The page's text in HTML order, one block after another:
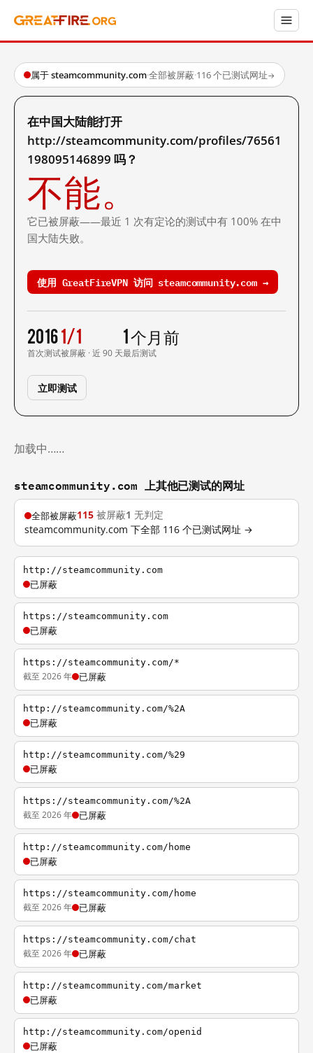
属于 steamcommunity.com·全部被屏蔽·116 个已测试网址→
在中国大陆能打开
http://steamcommunity.com/profiles/76561
198095146899 吗？
不能。
它已被屏蔽——最近 1 次有定论的测试中有 100% 在中
国大陆失败。
使用 GreatFireVPN 访问 steamcommunity.com →
2016
首次测试
1/1
被屏蔽 · 近 90 天
1 个月前
最后测试
立即测试
加载中……
steamcommunity.com 上其他已测试的网址
全部被屏蔽115 被屏蔽1 无判定
steamcommunity.com 下全部 116 个已测试网址 →
http://steamcommunity.com
已屏蔽
https://steamcommunity.com
已屏蔽
https://steamcommunity.com/*
截至 2026 年 已屏蔽
http://steamcommunity.com/%2A
已屏蔽
http://steamcommunity.com/%29
已屏蔽
https://steamcommunity.com/%2A
截至 2026 年 已屏蔽
http://steamcommunity.com/home
已屏蔽
https://steamcommunity.com/home
截至 2026 年 已屏蔽
https://steamcommunity.com/chat
截至 2026 年 已屏蔽
http://steamcommunity.com/market
已屏蔽
http://steamcommunity.com/openid
已屏蔽